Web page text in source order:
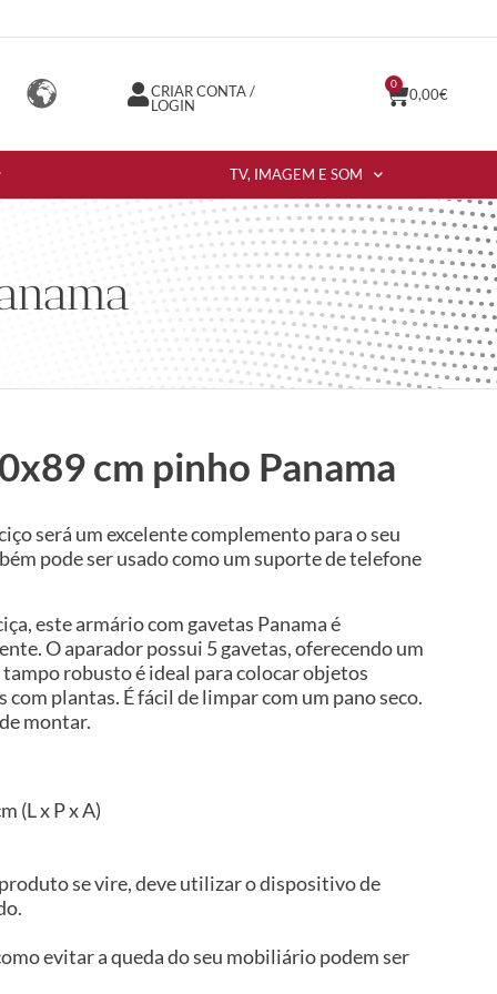
CRIAR CONTA /
LOGIN
0,00€
0
TV, IMAGEM E SOM
cm pinho Panama
será um excelente complemento para o seu
pode ser usado como um suporte de telefone
este armário com gavetas Panama é
O aparador possui 5 gavetas, oferecendo um
robusto é ideal para colocar objetos
plantas. É fácil de limpar com um pano seco.
montar.
(L x P x A)
se vire, deve utilizar o dispositivo de
evitar a queda do seu mobiliário podem ser